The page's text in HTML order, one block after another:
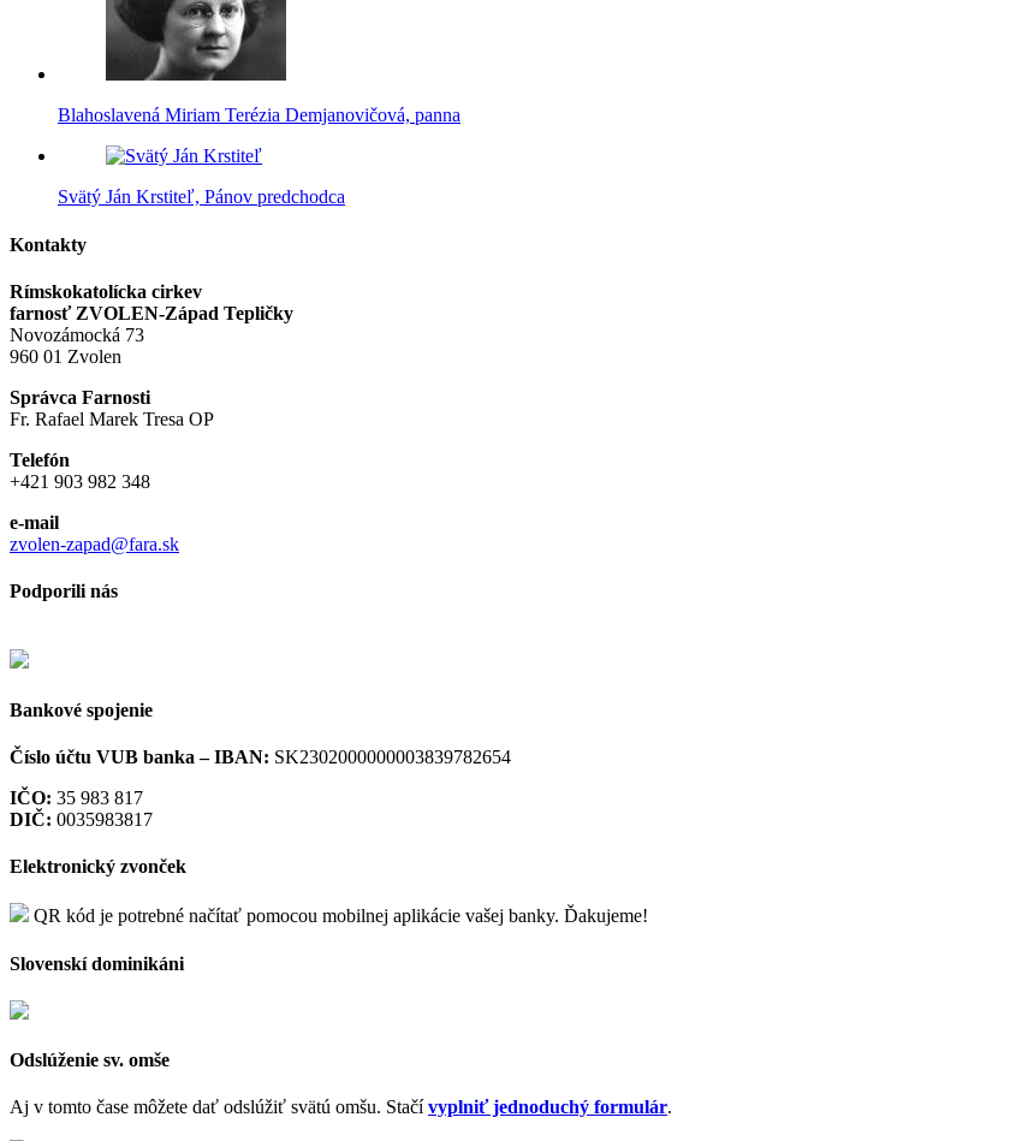
Blahoslavená Miriam Terézia Demjanovičová, panna
Svätý Ján Krstiteľ, Pánov predchodca
Kontakty
Rímskokatolícka cirkev
farnosť ZVOLEN-Západ Tepličky
Novozámocká 73
960 01 Zvolen
Správca Farnosti
Fr. Rafael Marek Tresa OP
Telefón
+421 903 982 348
e-mail
zvolen-zapad@fara.sk
Podporili nás
Bankové spojenie
Číslo účtu VUB banka –IBAN: SK2302000000003839782654
IČO: 35 983 817
DIČ: 0035983817
Elektronický zvonček
QR kód je potrebné načítať pomocou mobilnej aplikácie vašej banky. Ďakujeme!
Slovenskí dominikáni
Odslúženie sv. omše
Aj v tomto čase môžete dať odslúžiť svätú omšu. Stačívyplniť jednoduchý formulár.